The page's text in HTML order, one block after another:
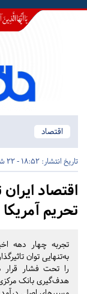
اقتصاد
تاریخ انتشار: 18:52 - 22 شهریور 1404
اقتصاد
تحریم‌ آمریکا
تجربه چهار دهه
به‌تنهایی توان
را تحت فشار قرار
هدف‌گیری بانک